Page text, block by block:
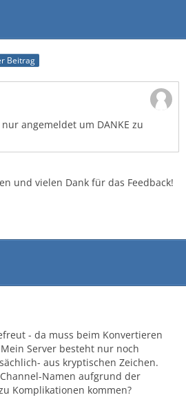
Beitrag
angemeldet um DANKE zu
und vielen Dank für das Feedback!
- da muss beim Konvertieren
Server besteht nur noch
aus kryptischen Zeichen.
Namen aufgrund der
Komplikationen kommen?